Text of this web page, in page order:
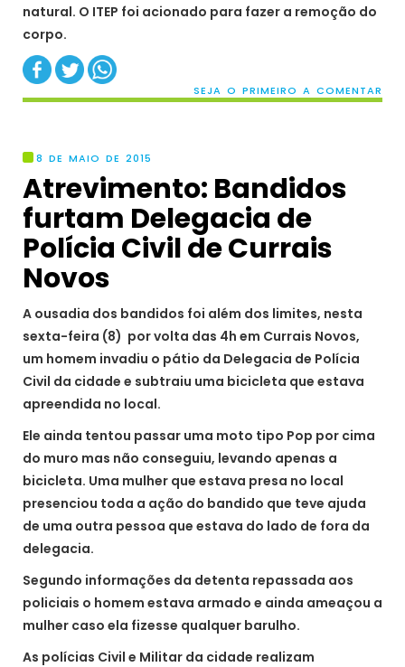
natural. O ITEP foi acionado para fazer a remoção do
corpo.
SEJA O PRIMEIRO A COMENTAR
8 DE MAIO DE 2015
Atrevimento: Bandidos
furtam Delegacia de
Polícia Civil de Currais
Novos
A ousadia dos bandidos foi além dos limites, nesta
sexta-feira (8) por volta das 4h em Currais Novos,
um homem invadiu o pátio da Delegacia de Polícia
Civil da cidade e subtraiu uma bicicleta que estava
apreendida no local.
Ele ainda tentou passar uma moto tipo Pop por cima
do muro mas não conseguiu, levando apenas a
bicicleta. Uma mulher que estava presa no local
presenciou toda a ação do bandido que teve ajuda
de uma outra pessoa que estava do lado de fora da
delegacia.
Segundo informações da detenta repassada aos
policiais o homem estava armado e ainda ameaçou a
mulher caso ela fizesse qualquer barulho.
As polícias Civil e Militar da cidade realizam